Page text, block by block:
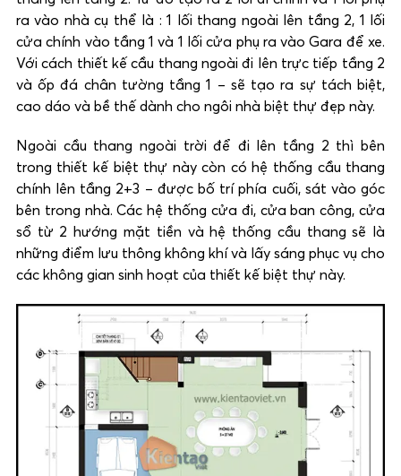
ra vào nhà cụ thể là : 1 lối thang ngoài lên tầng 2, 1 lối
cửa chính vào tầng 1 và 1 lối cửa phụ ra vào Gara để xe.
Với cách thiết kế cầu thang ngoài đi lên trực tiếp tầng 2
và ốp đá chân tường tầng 1 – sẽ tạo ra sự tách biệt,
cao dáo và bề thế dành cho ngôi nhà biệt thự đẹp này.
Ngoài cầu thang ngoài trời để đi lên tầng 2 thì bên
trong thiết kế biệt thự này còn có hệ thống cầu thang
chính lên tầng 2+3 – được bố trí phía cuối, sát vào góc
bên trong nhà. Các hệ thống cửa đi, cửa ban công, cửa
sổ từ 2 hướng mặt tiền và hệ thống cầu thang sẽ là
những điểm lưu thông không khí và lấy sáng phục vụ cho
các không gian sinh hoạt của thiết kế biệt thự này.